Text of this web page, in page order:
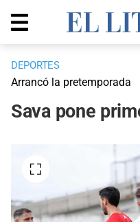
DEPORTES
Arrancó la pretemporada
Sava pone